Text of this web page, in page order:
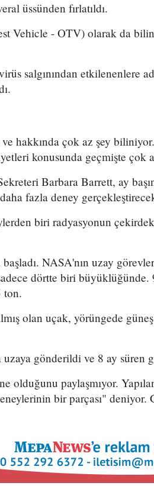
üssünden fırlatıldı.
Vehicle - OTV) olarak da
salgınından etkilenenlere
hakkında çok az şey
konusunda geçmişte çok
Barbara Barrett, ay
fazla deney
biri radyasyonun
NASA'nın uzay
dörtte biri büyüklüğünde.
ton.
olan uçak, yörüngede
gönderildi ve 8 ay süren
olduğunu paylaşmıyor.
bir parçası"